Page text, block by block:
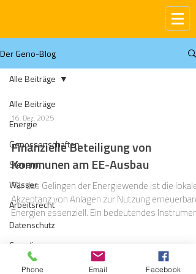
Der Geno-Blog
Alle Beiträge
Energie
Genossenschaften
Steuern
Wasser
Arbeitsrecht
Datenschutz
Compliance
Gas
Alle Beiträge
16. Dez. 2025
Finanzielle Beteiligung von
Kommunen am EE-Ausbau
Für das Gelingen der Energiewende ist die lokale
Akzeptanz von Anlagen zur Nutzung erneuerbarer
Energien essenziell. Ein bedeutendes Instrument
stellen dabei die Landesbeteiligungsgesetze dar.
Diese verpflichten Betreiber bestimmter
Erneuerbare-Energien-Anlagen, Gemeinden und
Bürgerinnen sowie Bürger finanziell an der
Phone Email Facebook